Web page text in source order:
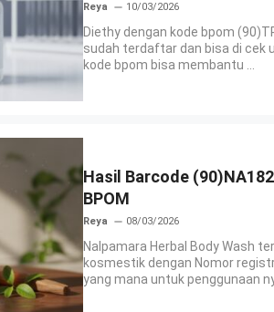
Reya 10/03/2026
Diethy dengan kode bpom
sudah terdaftar dan bisa di cek
kode bpom bisa membantu ...
Hasil Barcode
BPOM
Reya 08/03/2026
Nalpamara Herbal Body Wash
kosmestik dengan Nomor
yang mana untuk penggunaan